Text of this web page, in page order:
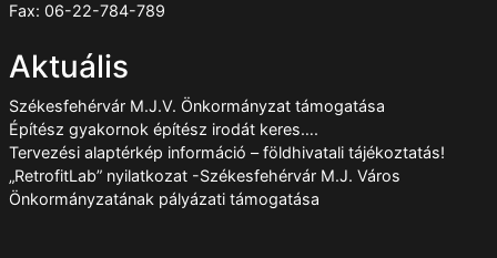
Fax: 06-22-784-789
Aktuális
Székesfehérvár M.J.V. Önkormányzat támogatása
Építész gyakornok építész irodát keres….
Tervezési alaptérkép információ – földhivatali tájékoztatás!
„RetrofitLab” nyilatkozat -Székesfehérvár M.J. Város
Önkormányzatának pályázati támogatása